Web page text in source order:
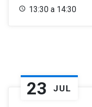
13:30 a 14:30
23 JUL